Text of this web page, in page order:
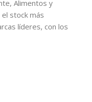
Alimentos y
stock más
líderes, con los